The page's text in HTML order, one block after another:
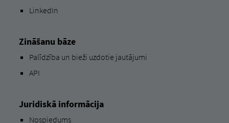
LinkedIn
Zināšanu bāze
Palīdzība un bieži uzdotie jautājumi
API
Juridiskā informācija
Nospiedums